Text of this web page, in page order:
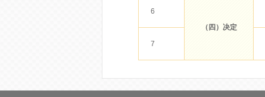
6
（四）决定
7